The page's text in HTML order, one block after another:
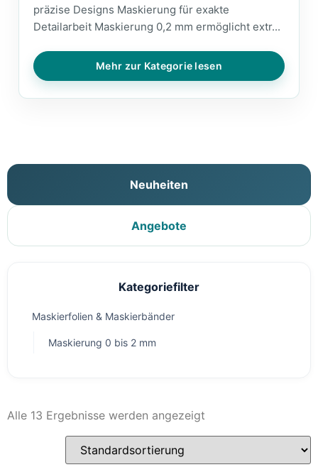
präzise Designs Maskierung für exakte
Detailarbeit Maskierung 0,2 mm ermöglicht extr...
Mehr zur Kategorie lesen
Neuheiten
Angebote
Kategoriefilter
Maskierfolien & Maskierbänder
Maskierung 0 bis 2 mm
Alle 13 Ergebnisse werden angezeigt